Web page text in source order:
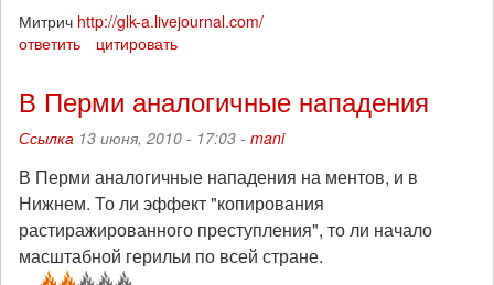
Митрич http://glk-a.livejournal.com/
ответить
цитировать
В Перми аналогичные нападения
Ссылка 13 июня, 2010 - 17:03 - mani
В Перми аналогичные нападения на ментов, и в
Нижнем. То ли эффект "копирования
растиражированного преступления", то ли начало
масштабной герильи по всей стране.